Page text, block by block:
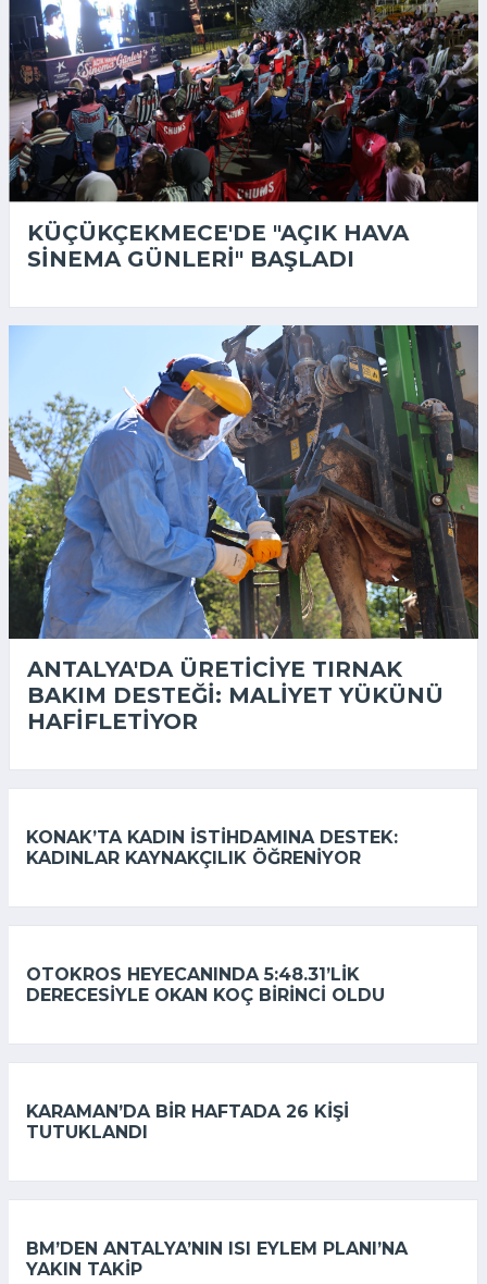
KÜÇÜKÇEKMECE'DE "AÇIK HAVA
SINEMA GÜNLERI" BAŞLADI
ANTALYA'DA ÜRETICIYE TIRNAK
BAKIM DESTEĞI: MALIYET YÜKÜNÜ
HAFIFLETIYOR
KONAK’TA KADIN ISTIHDAMINA DESTEK:
KADINLAR KAYNAKÇILIK ÖĞRENIYOR
OTOKROS HEYECANINDA 5:48.31’LIK
DERECESIYLE OKAN KOÇ BIRINCI OLDU
KARAMAN’DA BIR HAFTADA 26 KIŞI
TUTUKLANDI
BM’DEN ANTALYA’NIN ISI EYLEM PLANI’NA
YAKIN TAKIP